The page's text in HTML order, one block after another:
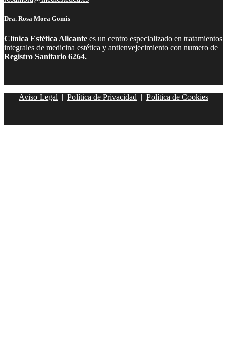
Dra. Rosa Mora Gomis
Clínica Estética Alicante es un centro especializado en tratamientos
integrales de medicina estética y antienvejecimiento con numero de
Registro Sanitario 6264.
Aviso Legal | Política de Privacidad | Política de Cookies